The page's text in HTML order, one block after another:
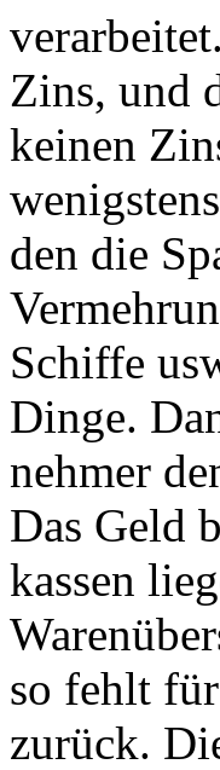
Zins, und
keinen
den die
Schiffe
Dinge.
nehmer
Das Geld
kassen
so fehlt
zurück.